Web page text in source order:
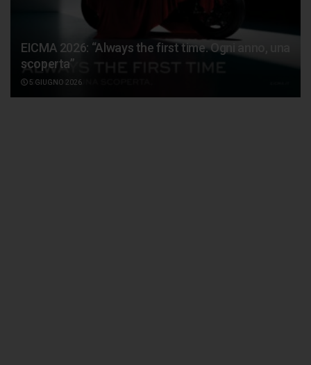
EICMA 2026: “Always the first time. Ogni anno, una
scoperta”
5 GIUGNO 2026